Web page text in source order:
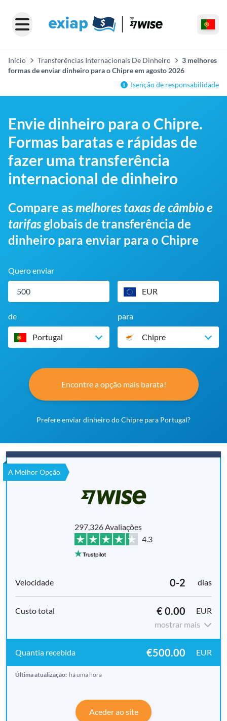
Início Transferências Internacionais De Dinheiro
3 melhores
formas de enviar dinheiro para o Chipre em agosto 2026
Isenção de responsabilidade
Envie dinheiro para o Chipre.
Formas baratas e rápidas de
fazer uma transferência
internacional de dinheiro
Compare asmelhores taxas de câmbio e
tarifasglobais de transferência de
dinheiro para enviar para o Chipre
Quero enviar
EUR
de
Portugal
para
Chipre
Encontre a opção mais barata!
Prefere enviar dinheiro do Chipre para Portugal?
A Melhor Opção
297,326 Avaliações
4.3
0-2 dias
€ 0.00
EUR
mostrar mais
€500.00 EUR
Última atualização: há uma hora
Aceder ao site